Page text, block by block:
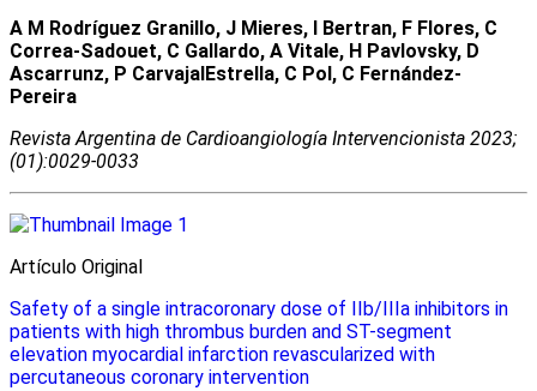
A M Rodríguez Granillo, J Mieres, I Bertran, F Flores, C
Correa-Sadouet, C Gallardo, A Vitale, H Pavlovsky, D
Ascarrunz, P CarvajalEstrella, C Pol, C Fernández-
Pereira
Revista Argentina de Cardioangiologí­a Intervencionista 2023;
(01):0029-0033
Artículo Original
Safety of a single intracoronary dose of IIb/IIIa inhibitors in
patients with high thrombus burden and ST-segment
elevation myocardial infarction revascularized with
percutaneous coronary intervention